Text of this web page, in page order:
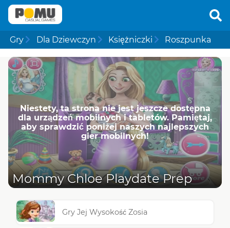
Gry Dla Dziewczyn Księżniczki Roszpunka
Niestety, ta strona nie jest jeszcze dostępna
dla urządzeń mobilnych i tabletów. Pamiętaj,
aby sprawdzić poniżej naszych najlepszych
gier mobilnych!
Mommy Chloe Playdate Prep
Gry Jej Wysokość Zosia